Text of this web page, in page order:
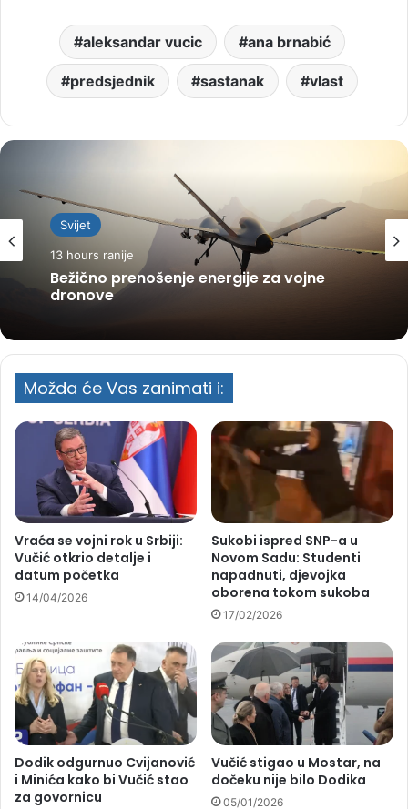
aleksandar vucic ana brnabić
predsjednik sastanak vlast
Svijet
13 hours ranije
Bežično prenošenje energije za vojne
dronove
Možda će Vas zanimati i:
Vraća se vojni rok u Srbiji:
Vučić otkrio detalje i
datum početka
14/04/2026
Sukobi ispred SNP-a u
Novom Sadu: Studenti
napadnuti, djevojka
oborena tokom sukoba
17/02/2026
Dodik odgurnuo Cvijanović
i Minića kako bi Vučić stao
za govornicu
Vučić stigao u Mostar, na
dočeku nije bilo Dodika
05/01/2026